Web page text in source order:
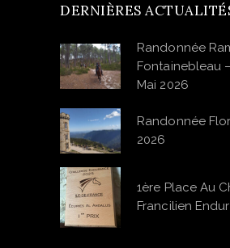
DERNIÈRES
Randonnée
Fontainebleau
Mai 2026
Randonnée
2026
1ère Place Au
Francilien